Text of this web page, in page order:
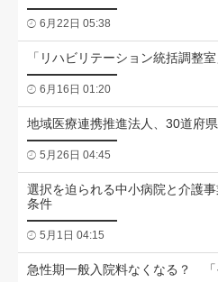
6月22日 05:38
「リハビリテーション統括調整
6月16日 01:20
地域医療連携推進法人、30道府
5月26日 04:45
選択を迫られる中小病院と介護
条件
5月1日 04:15
急性期一般入院料なくなる？ 「